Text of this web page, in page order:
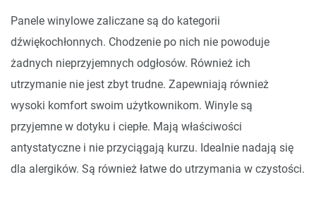
Panele winylowe zaliczane są do kategorii
dźwiękochłonnych. Chodzenie po nich nie powoduje
żadnych nieprzyjemnych odgłosów. Również ich
utrzymanie nie jest zbyt trudne. Zapewniają również
wysoki komfort swoim użytkownikom. Winyle są
przyjemne w dotyku i ciepłe. Mają właściwości
antystatyczne i nie przyciągają kurzu. Idealnie nadają się
dla alergików. Są również łatwe do utrzymania w czystości.